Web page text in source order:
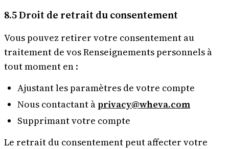
8.5 Droit de retrait du consentement
Vous pouvez retirer votre consentement au
traitement de vos Renseignements personnels à
tout moment en :
Ajustant les paramètres de votre compte
Nous contactant àprivacy@wheva.com
Supprimant votre compte
Le retrait du consentement peut affecter votre